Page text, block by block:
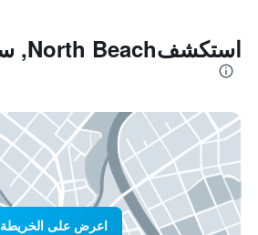
استكشفNorth Beach, سان فرانسسكو
اعرض على الخريطة